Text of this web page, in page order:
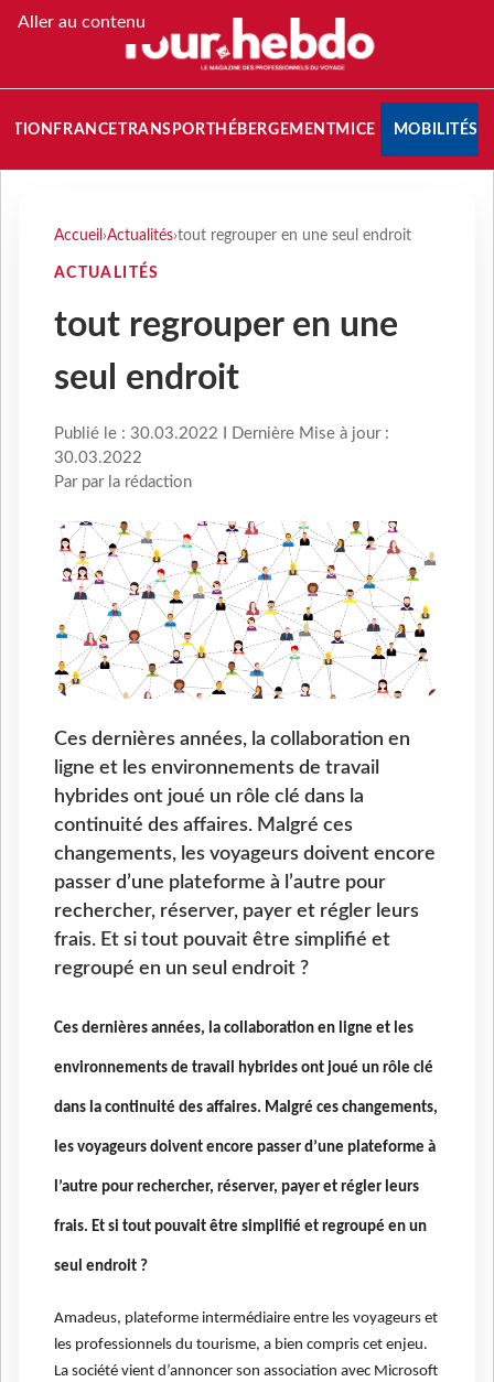
Aller au contenu
FRANCETRANSPORT HÉBERGEMENTMICE MOBILITÉS
Accueil ›Actualités›tout regrouper en une seul endroit
ACTUALITÉS
tout regrouper en une
seul endroit
Publié le : 30.03.2022 I Dernière Mise à jour :
30.03.2022
Par par la rédaction
Ces dernières années, la collaboration en
ligne et les environnements de travail
hybrides ont joué un rôle clé dans la
continuité des affaires. Malgré ces
changements, les voyageurs doivent encore
passer d’une plateforme à l’autre pour
rechercher, réserver, payer et régler leurs
frais. Et si tout pouvait être simplifié et
regroupé en un seul endroit ?
Ces dernières années, la collaboration en ligne et les
environnements de travail hybrides ont joué un rôle clé
dans la continuité des affaires. Malgré ces changements,
les voyageurs doivent encore passer d’une plateforme à
l’autre pour rechercher, réserver, payer et régler leurs
frais. Et si tout pouvait être simplifié et regroupé en un
seul endroit ?
Amadeus, plateforme intermédiaire entre les voyageurs et
les professionnels du tourisme, a bien compris cet enjeu.
La société vient d’annoncer son association avec Microsoft